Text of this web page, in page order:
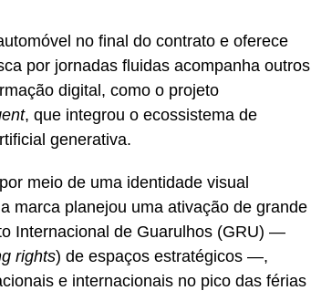
no final do contrato e oferece
por jornadas fluidas acompanha outros
digital, como o projeto
, que integrou o ecossistema de
generativa.
meio de uma identidade visual
marca planejou uma ativação de grande
Internacional de Guarulhos (GRU) —
rights) de espaços estratégicos —,
e internacionais no pico das férias